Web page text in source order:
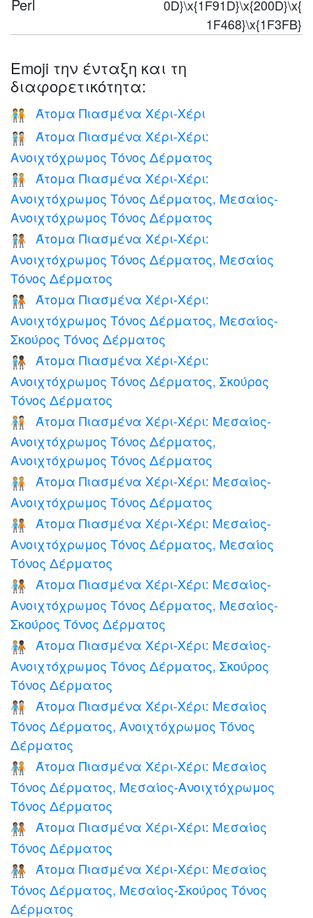
Perl
0D}\x{1F91D}\x{200D}\x{
1F468}\x{1F3FB}
Emoji την ένταξη και τη
διαφορετικότητα:
🧑‍🤝‍🧑 Άτομα Πιασμένα Χέρι-Χέρι
🧑🏻‍🤝‍🧑🏻
Άτομα Πιασμένα Χέρι-Χέρι:
Ανοιχτόχρωμος Τόνος Δέρματος
🧑🏻‍🤝‍🧑🏼
Άτομα Πιασμένα Χέρι-Χέρι:
Ανοιχτόχρωμος Τόνος Δέρματος, Μεσαίος-
Ανοιχτόχρωμος Τόνος Δέρματος
🧑🏻‍🤝‍🧑🏽
Άτομα Πιασμένα Χέρι-Χέρι:
Ανοιχτόχρωμος Τόνος Δέρματος, Μεσαίος
Τόνος Δέρματος
🧑🏻‍🤝‍🧑🏾
Άτομα Πιασμένα Χέρι-Χέρι:
Ανοιχτόχρωμος Τόνος Δέρματος, Μεσαίος-
Σκούρος Τόνος Δέρματος
🧑🏻‍🤝‍🧑🏿
Άτομα Πιασμένα Χέρι-Χέρι:
Ανοιχτόχρωμος Τόνος Δέρματος, Σκούρος
Τόνος Δέρματος
🧑🏼‍🤝‍🧑🏻
Άτομα Πιασμένα Χέρι-Χέρι: Μεσαίος-
Ανοιχτόχρωμος Τόνος Δέρματος,
Ανοιχτόχρωμος Τόνος Δέρματος
🧑🏼‍🤝‍🧑🏼
Άτομα Πιασμένα Χέρι-Χέρι: Μεσαίος-
Ανοιχτόχρωμος Τόνος Δέρματος
🧑🏼‍🤝‍🧑🏽
Άτομα Πιασμένα Χέρι-Χέρι: Μεσαίος-
Ανοιχτόχρωμος Τόνος Δέρματος, Μεσαίος
Τόνος Δέρματος
🧑🏼‍🤝‍🧑🏾
Άτομα Πιασμένα Χέρι-Χέρι: Μεσαίος-
Ανοιχτόχρωμος Τόνος Δέρματος, Μεσαίος-
Σκούρος Τόνος Δέρματος
🧑🏼‍🤝‍🧑🏿
Άτομα Πιασμένα Χέρι-Χέρι: Μεσαίος-
Ανοιχτόχρωμος Τόνος Δέρματος, Σκούρος
Τόνος Δέρματος
🧑🏽‍🤝‍🧑🏻
Άτομα Πιασμένα Χέρι-Χέρι: Μεσαίος
Τόνος Δέρματος, Ανοιχτόχρωμος Τόνος
Δέρματος
🧑🏽‍🤝‍🧑🏼
Άτομα Πιασμένα Χέρι-Χέρι: Μεσαίος
Τόνος Δέρματος, Μεσαίος-Ανοιχτόχρωμος
Τόνος Δέρματος
🧑🏽‍🤝‍🧑🏽
Άτομα Πιασμένα Χέρι-Χέρι: Μεσαίος
Τόνος Δέρματος
🧑🏽‍🤝‍🧑🏾
Άτομα Πιασμένα Χέρι-Χέρι: Μεσαίος
Τόνος Δέρματος, Μεσαίος-Σκούρος Τόνος
Δέρματος